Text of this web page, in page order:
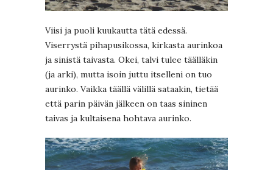
Viisi ja puoli kuukautta tätä edessä.
Viserrystä pihapusikossa, kirkasta aurinkoa
ja sinistä taivasta. Okei, talvi tulee täälläkin
(ja arki), mutta isoin juttu itselleni on tuo
aurinko. Vaikka täällä välillä sataakin, tietää
että parin päivän jälkeen on taas sininen
taivas ja kultaisena hohtava aurinko.